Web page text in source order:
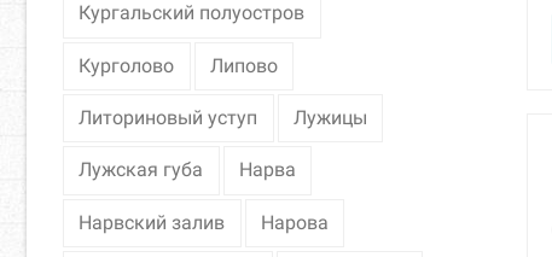
Кургальский полуостров
Курголово Липово
Литориновый уступ Лужицы
Лужская губа Нарва
Нарвский залив Нарова